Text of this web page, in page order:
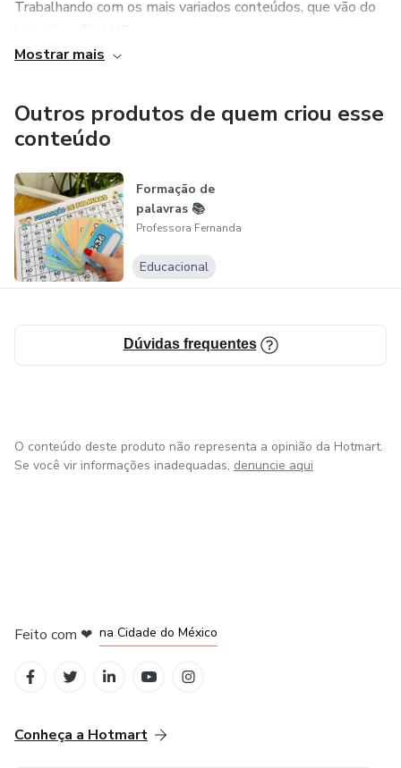
Trabalhando com os mais variados conteúdos, que vão do
experiência da área infantil.
Mostrar mais
Outros produtos de quem criou esse
conteúdo
Formação de
palavras 📚
Professora Fernanda
Educacional
Dúvidas frequentes
O conteúdo deste produto não representa a opinião da Hotmart.
Se você vir informações inadequadas, denuncie aqui
Feito com ❤ na Cidade do México
Conheça a Hotmart